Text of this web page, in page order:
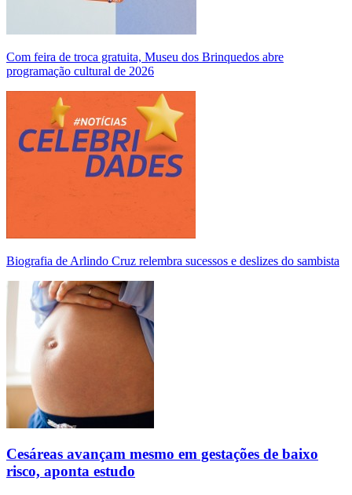
Com feira de troca gratuita, Museu dos Brinquedos abre
programação cultural de 2026
Biografia de Arlindo Cruz relembra sucessos e deslizes do sambista
Cesáreas avançam mesmo em gestações de baixo
risco, aponta estudo